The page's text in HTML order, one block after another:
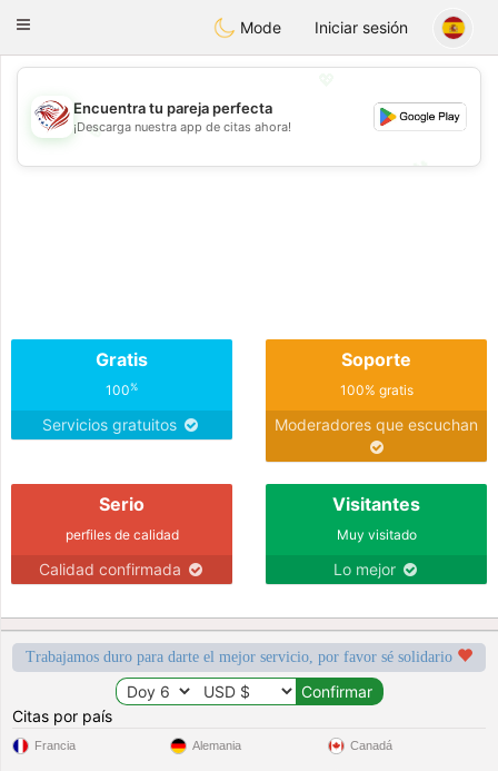
StatesDating
Toggle
Mode Iniciar sesión
💖
💕
Encuentra tu pareja perfecta
¡Descarga nuestra app de citas ahora!
Gratis
100%
Servicios gratuitos
Soporte
100% gratis
Moderadores que escuchan
Serio
perfiles de calidad
Calidad confirmada
Visitantes
Muy visitado
Lo mejor
Trabajamos duro para darte el mejor servicio, por favor sé solidario
Citas por país
Francia Alemania Canadá